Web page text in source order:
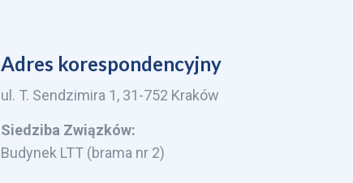
Adres korespondencyjny
ul. T. Sendzimira 1, 31-752 Kraków
Siedziba Związków:
Budynek LTT (brama nr 2)